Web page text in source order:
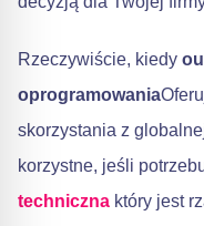
Rzeczywiście, kiedy
oprogramowania
skorzystania z
korzystne, jeśli
techniczna który jest